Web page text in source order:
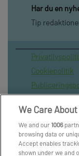
Har du en
Tip
Cookiepolitik
Spil ansvarligt
Administrer
Arkiv
We Care
We and our1006
browsing data or
Accept enables
shown under we and